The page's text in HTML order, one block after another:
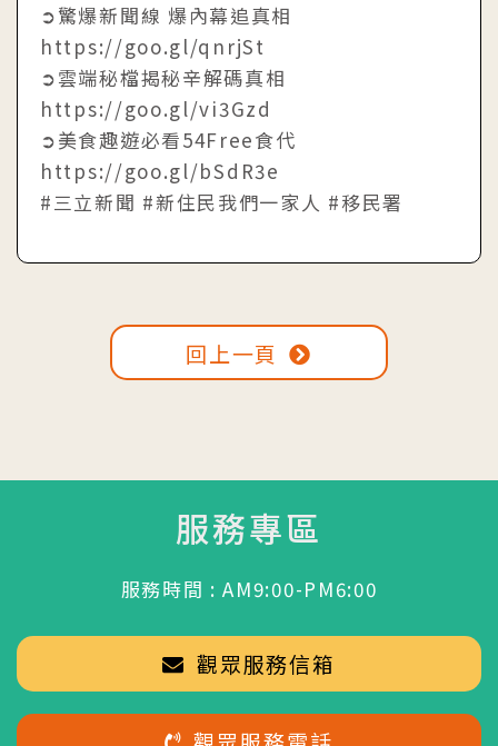
➲驚爆新聞線 爆內幕追真相
https://goo.gl/qnrjSt
➲雲端秘檔揭秘辛解碼真相
https://goo.gl/vi3Gzd
➲美食趣遊必看54Free食代
https://goo.gl/bSdR3e
#三立新聞 #新住民我們一家人 #移民署
回上一頁
服務專區
服務時間 : AM9:00-PM6:00
觀眾服務信箱